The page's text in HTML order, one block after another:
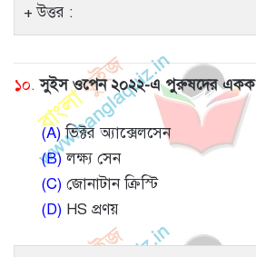
উত্তর :
১০. সুইস ওপেন ২০২২-এ পুরুষদের একক
(A)ভিক্টর অ্যাক্সেলসেন
(B)লক্ষ্য সেন
(C) জোনাটান ক্রিস্টি
(D) HS প্রণয়